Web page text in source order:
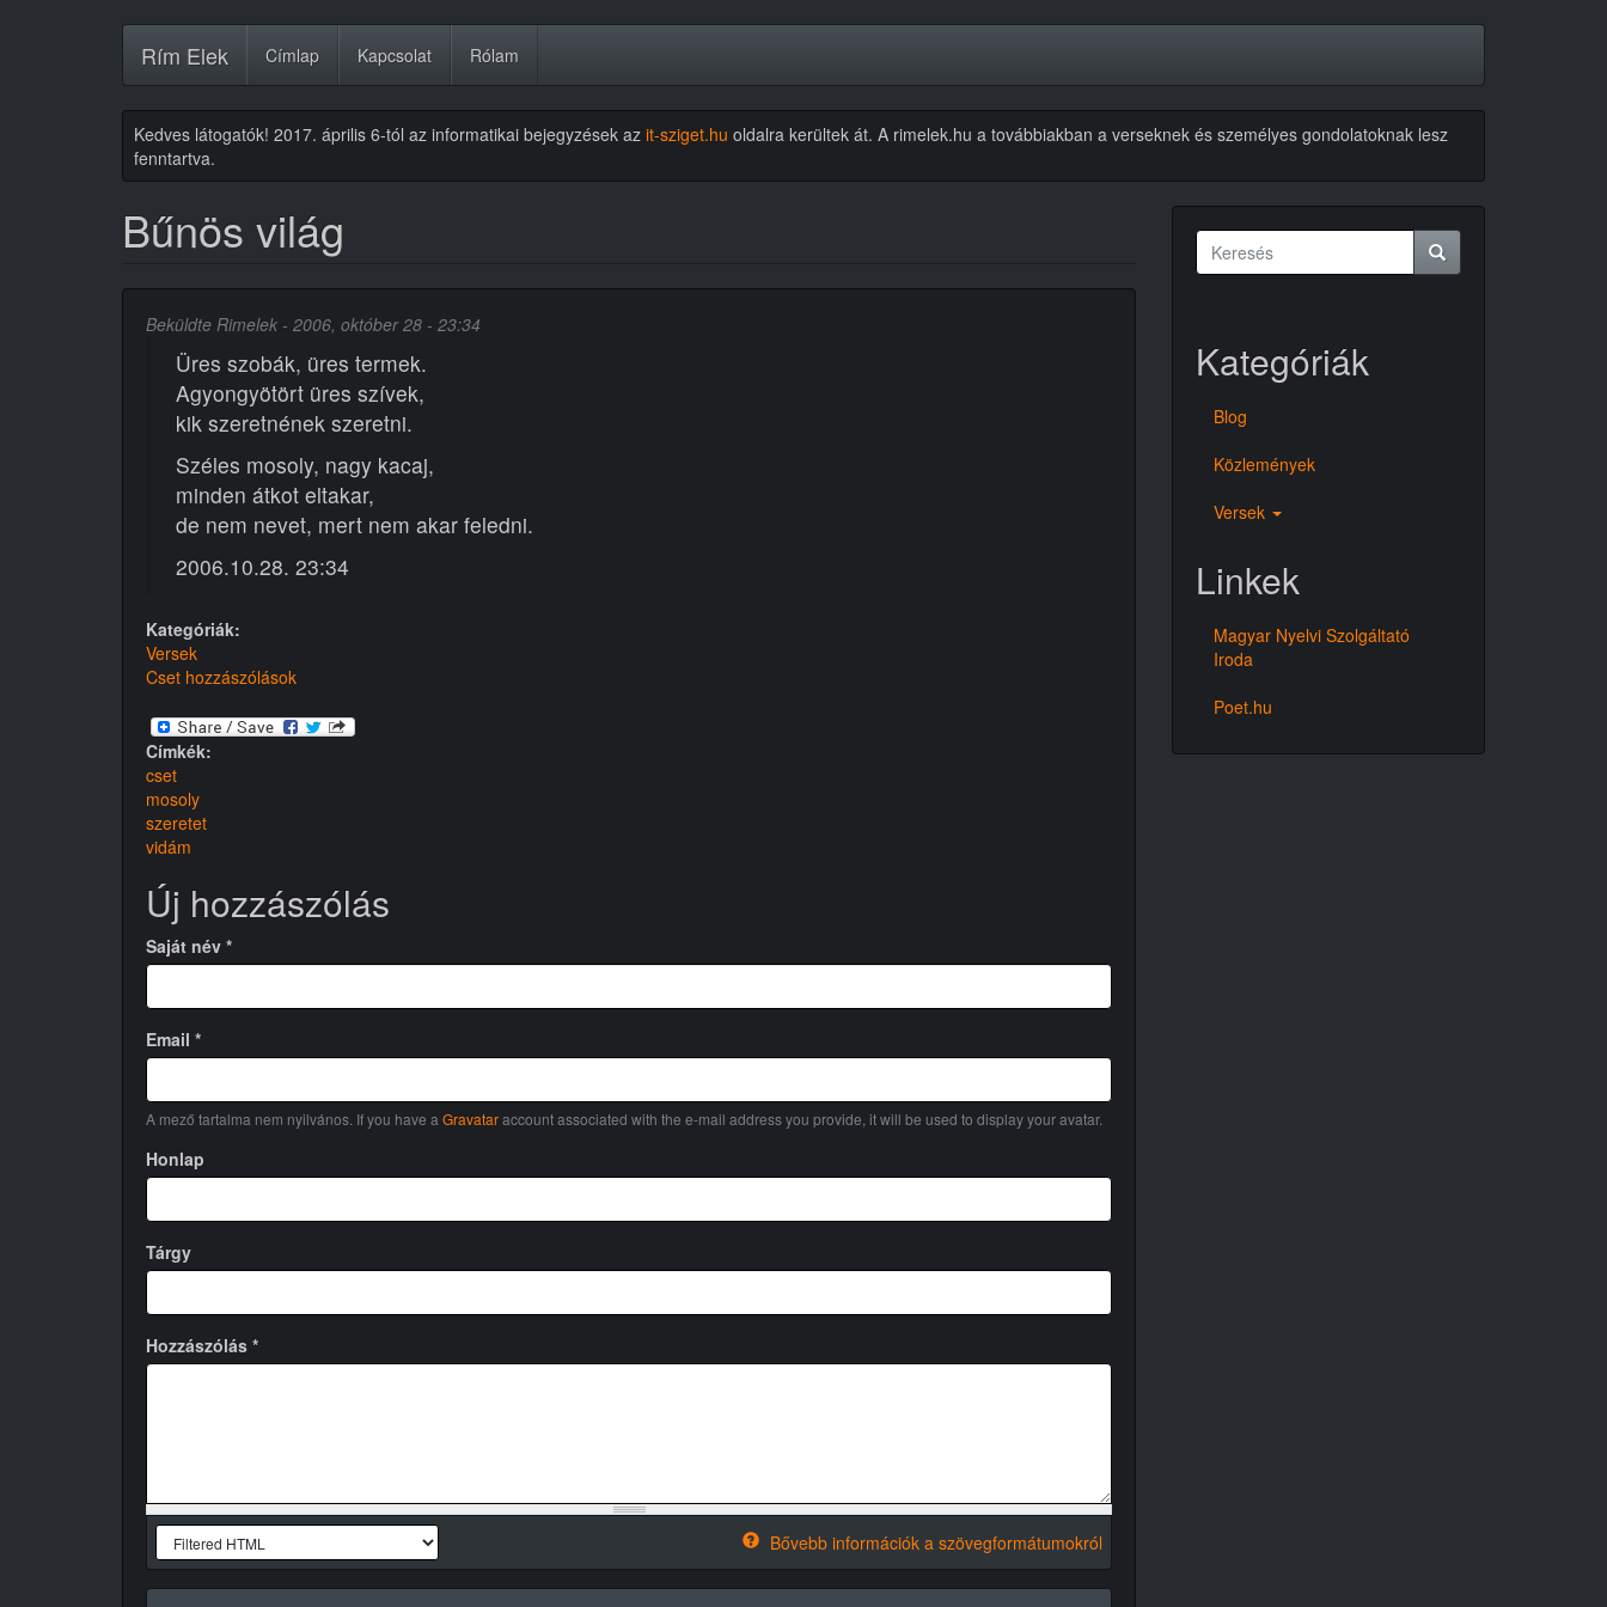
Rím Elek Címlap Kapcsolat Rólam
Kedves látogatók! 2017. április 6-tól az informatikai bejegyzések az it-sziget.hu oldalra kerültek át. A rimelek.hu a továbbiakban a verseknek és személyes gondolatoknak lesz
fenntartva.
Bűnös világ
Beküldte Rimelek - 2006, október 28 - 23:34
Üres szobák, üres termek.
Agyongyötört üres szívek,
kik szeretnének szeretni.
Széles mosoly, nagy kacaj,
minden átkot eltakar,
de nem nevet, mert nem akar feledni.
2006.10.28. 23:34
Kategóriák:
Versek
Cset hozzászólások
Címkék:
cset
mosoly
szeretet
vidám
Új hozzászólás
Saját név *
Email *
A mező tartalma nem nyilvános. If you have a Gravataraccount associated with the e-mail address you provide, it will be used to display your avatar.
Honlap
Tárgy
Hozzászólás *
Bővebb információk a szövegformátumokról
Keresés
űrlap
Kategóriák
Blog
Közlemények
Versek
Linkek
Magyar Nyelvi Szolgáltató
Iroda
Poet.hu